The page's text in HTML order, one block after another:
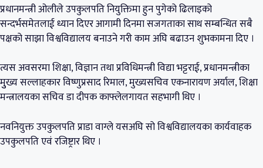
प्रधानमन्त्री ओलीले उपकुलपति नियुक्तिमा हुन पुगेको ढिलाइको
सन्दर्भसमेतलाई ध्यान दिएर आगामी दिनमा सजगताका साथ सम्बन्धित सबै
पक्षको साझा विश्वविद्यालय बनाउने गरी काम अघि बढाउन शुभकामना दिए ।
त्यस अवसरमा शिक्षा, विज्ञान तथा प्रविधिमन्त्री विद्या भट्टराई, प्रधानमन्त्रीका
मुुख्य सल्लाहकार विष्णुप्रसाद रिमाल, मुख्यसचिव एकनारायण अर्याल, शिक्षा
मन्त्रालयका सचिव डा दीपक काफ्लेलगायत सहभागी थिए ।
नवनियुक्त उपकुलपति प्राडा वाग्ले यसअघि सो विश्वविद्यालयका कार्यवाहक
उपकुलपति एवं रजिष्ट्रार थिए ।